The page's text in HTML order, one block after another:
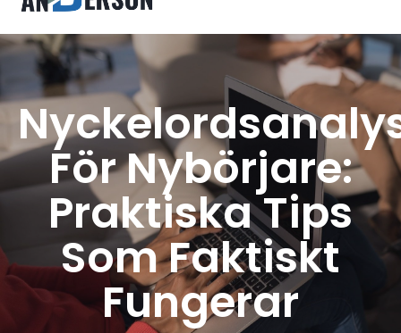
För Nybörjare:
Praktiska Tips
Som Faktiskt
Fungerar